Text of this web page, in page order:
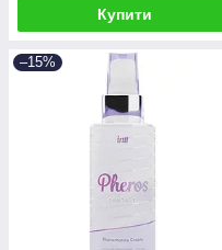
Купити
–15%